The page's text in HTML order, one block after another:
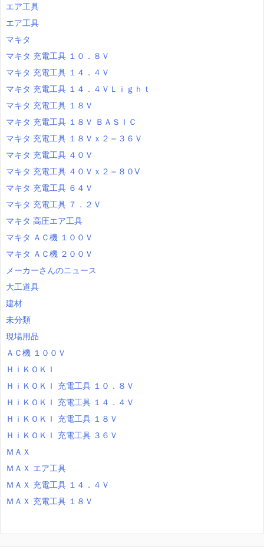
エア工具
エア工具
マキタ
マキタ 充電工具 １０．８Ｖ
マキタ 充電工具 １４．４Ｖ
マキタ 充電工具 １４．４ＶＬｉｇｈｔ
マキタ 充電工具 １８Ｖ
マキタ 充電工具 １８Ｖ ＢＡＳＩＣ
マキタ 充電工具 １８Ｖｘ２＝３６Ｖ
マキタ 充電工具 ４０Ｖ
マキタ 充電工具 ４０Ｖｘ２＝８０V
マキタ 充電工具 ６４Ｖ
マキタ 充電工具 ７．２Ｖ
マキタ 高圧エア工具
マキタ ＡＣ機 １００Ｖ
マキタ ＡＣ機 ２００Ｖ
メーカーさんのニュース
大工道具
建材
未分類
現場用品
ＡＣ機 １００Ｖ
ＨｉＫＯＫＩ
ＨｉＫＯＫＩ 充電工具 １０．８Ｖ
ＨｉＫＯＫＩ 充電工具 １４．４Ｖ
ＨｉＫＯＫＩ 充電工具 １８Ｖ
ＨｉＫＯＫＩ 充電工具 ３６Ｖ
ＭＡＸ
ＭＡＸ エア工具
ＭＡＸ 充電工具 １４．４Ｖ
ＭＡＸ 充電工具 １８Ｖ